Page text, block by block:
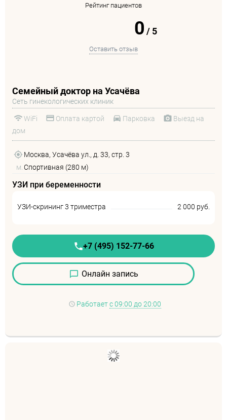
Рейтинг пациентов
0 / 5
Оставить отзыв
Семейный доктор на Усачёва
Сеть гинекологических клиник
WiFi Оплата картой Парковка
Выезд на
дом
Москва, Усачёва ул., д. 33, стр. 3
м. Спортивная (280 м)
УЗИ при беременности
УЗИ-скрининг 3 триместра 2 000 руб.
+7 (495) 152-77-66
Онлайн запись
Работаетс 09:00 до 20:00